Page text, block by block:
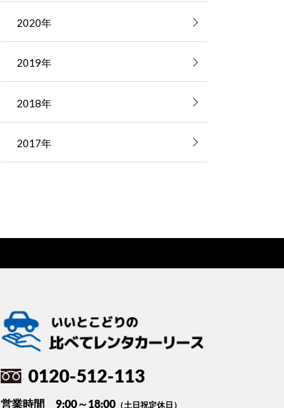
2020年
2019年
2018年
2017年
0120-512-113
営業時間 9:00～18:00 （土日祝定休日）